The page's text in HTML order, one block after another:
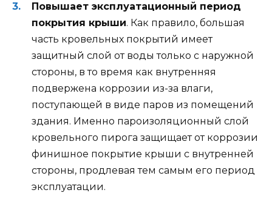
Повышает эксплуатационный период
покрытия крыши. Как правило, большая
часть кровельных покрытий имеет
защитный слой от воды только с наружной
стороны, в то время как внутренняя
подвержена коррозии из-за влаги,
поступающей в виде паров из помещений
здания. Именно пароизоляционный слой
кровельного пирога защищает от коррозии
финишное покрытие крыши с внутренней
стороны, продлевая тем самым его период
эксплуатации.